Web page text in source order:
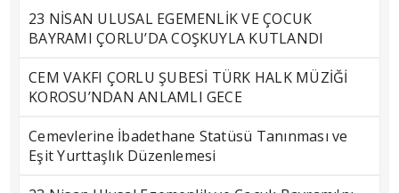
23 NİSAN ULUSAL EGEMENLİK VE ÇOCUK
BAYRAMI ÇORLU’DA COŞKUYLA KUTLANDI
CEM VAKFI ÇORLU ŞUBESİ TÜRK HALK MÜZİĞİ
KOROSU’NDAN ANLAMLI GECE
Cemevlerine İbadethane Statüsü Tanınması ve
Eşit Yurttaşlık Düzenlemesi